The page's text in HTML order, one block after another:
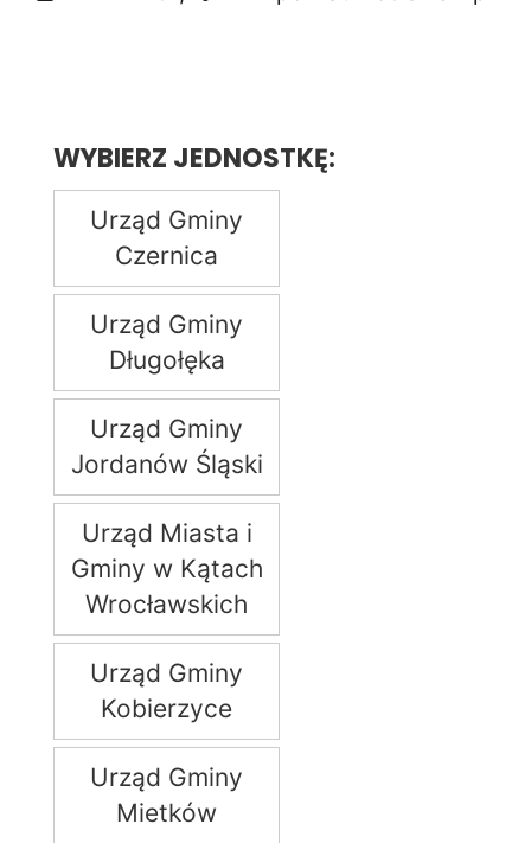
WYBIERZ JEDNOSTKĘ:
Urząd Gminy
Czernica
Urząd Gminy
Długołęka
Urząd Gminy
Jordanów Śląski
Urząd Miasta i
Gminy w Kątach
Wrocławskich
Urząd Gminy
Kobierzyce
Urząd Gminy
Mietków